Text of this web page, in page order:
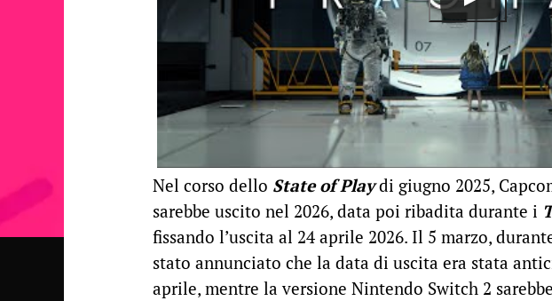
Nel corso dello State of Playdi giugno 2025,
sarebbe uscito nel 2026, data poi ribadita durante i
fissando l’uscita al 24 aprile 2026. Il 5 marzo,
stato annunciato che la data di uscita era stata
aprile, mentre la versione Nintendo Switch 2